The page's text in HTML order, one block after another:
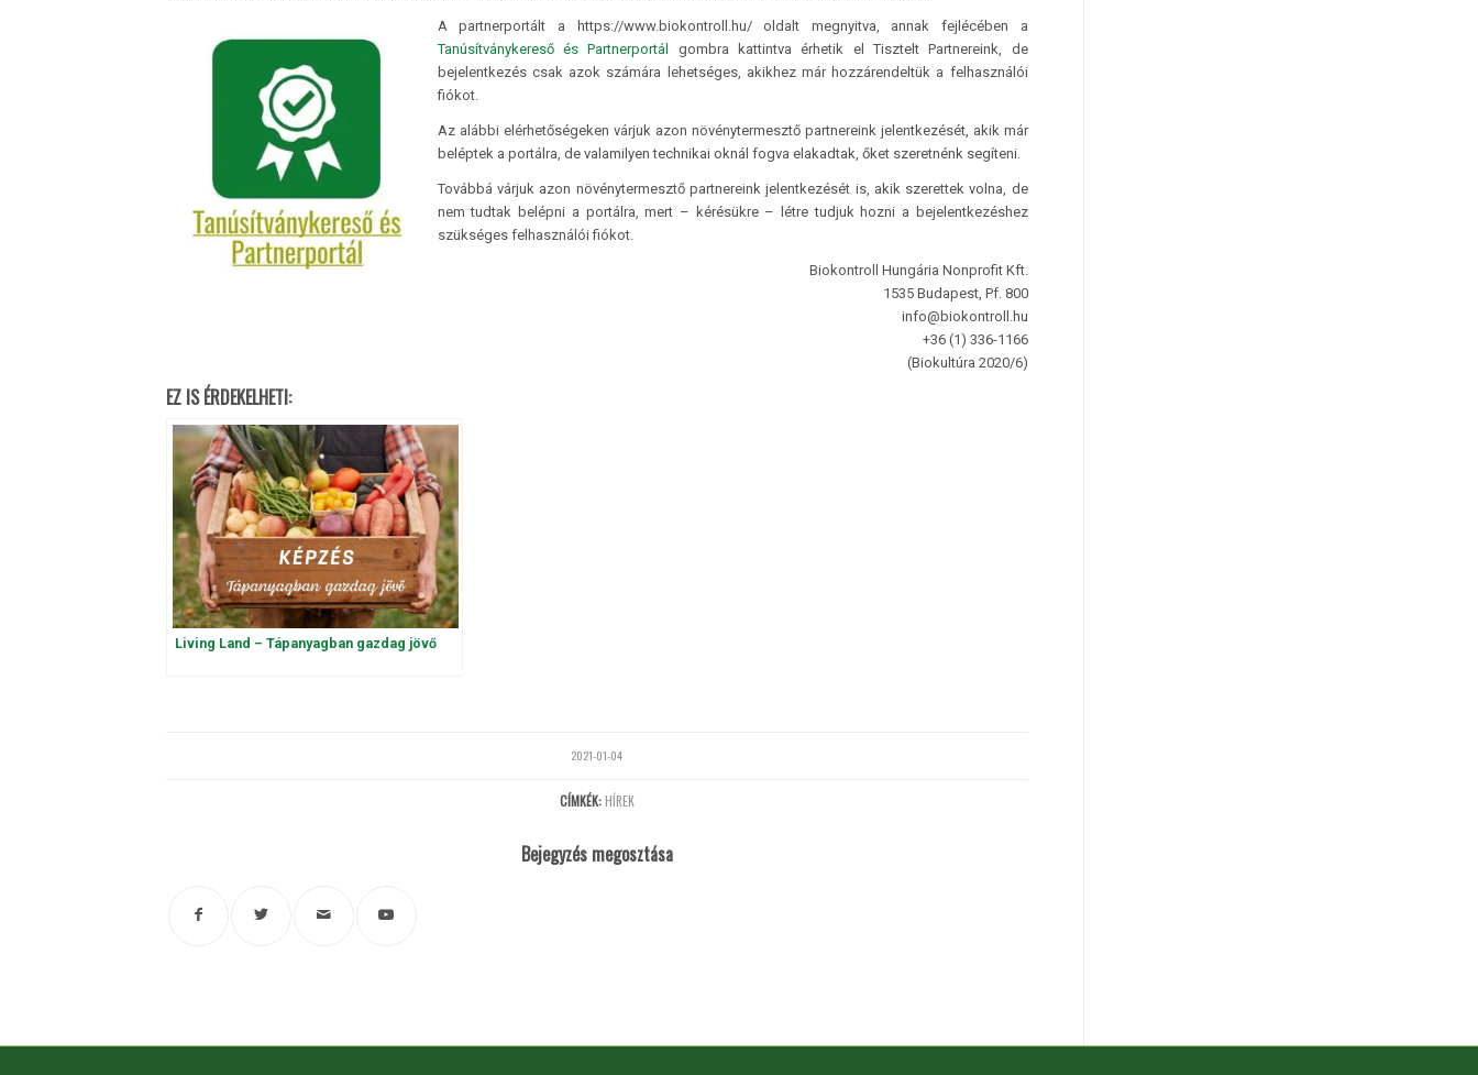
A partnerportált a https://www.biokontroll.hu/ oldalt megnyitva, annak fejlécében a
Tanúsítványkereső és Partnerportál gombra kattintva érhetik el Tisztelt Partnereink, de
bejelentkezés csak azok számára lehetséges, akikhez már hozzárendeltük a felhasználói
fiókot.
Az alábbi elérhetőségeken várjuk azon növénytermesztő partnereink jelentkezését, akik már
beléptek a portálra, de valamilyen technikai oknál fogva elakadtak, őket szeretnénk segíteni.
Továbbá várjuk azon növénytermesztő partnereink jelentkezését is, akik szerettek volna, de
nem tudtak belépni a portálra, mert – kérésükre – létre tudjuk hozni a bejelentkezéshez
szükséges felhasználói fiókot.
Biokontroll Hungária Nonprofit Kft.
1535 Budapest, Pf. 800
info@biokontroll.hu
+36 (1) 336-1166
(Biokultúra 2020/6)
EZ IS ÉRDEKELHETI:
Living Land – Tápanyagban gazdag jövő
2021-01-04
CÍMKÉK: HÍREK
Bejegyzés megosztása